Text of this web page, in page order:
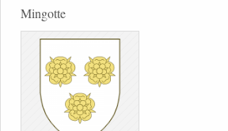
Mingotte